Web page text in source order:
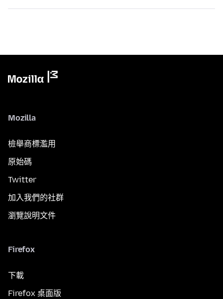
Mozilla
檢舉商標濫用
原始碼
Twitter
加入我們的社群
瀏覽說明文件
Firefox
下載
Firefox 桌面版